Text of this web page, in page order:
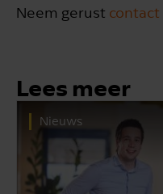
Neem gerust contact
Lees meer
Nieuws